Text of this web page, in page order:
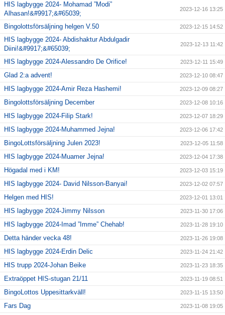
HIS lagbygge 2024- Mohamad ”Modi”
Alhasan!&#9917;&#65039;
2023-12-16 13:25
Bingolottsförsäljning helgen V.50 2023-12-15 14:52
HIS lagbygge 2024- Abdishaktur Abdulgadir
Diini!&#9917;&#65039;
2023-12-13 11:42
HIS lagbygge 2024-Alessandro De Orifice! 2023-12-11 15:49
Glad 2:a advent! 2023-12-10 08:47
HIS lagbygge 2024-Amir Reza Hashemi! 2023-12-09 08:27
Bingolottsförsäljning December 2023-12-08 10:16
HIS lagbygge 2024-Filip Stark! 2023-12-07 18:29
HIS lagbygge 2024-Muhammed Jejna! 2023-12-06 17:42
BingoLottsförsäljning Julen 2023! 2023-12-05 11:58
HIS lagbygge 2024-Muamer Jejna! 2023-12-04 17:38
Högadal med i KM! 2023-12-03 15:19
HIS lagbygge 2024- David Nilsson-Banyai! 2023-12-02 07:57
Helgen med HIS! 2023-12-01 13:01
HIS lagbygge 2024-Jimmy Nilsson 2023-11-30 17:06
HIS lagbygge 2024-Imad ”Imme” Chehab! 2023-11-28 19:10
Detta händer vecka 48! 2023-11-26 19:08
HIS lagbygge 2024-Erdin Delic 2023-11-24 21:42
HIS trupp 2024-Johan Beike 2023-11-23 18:35
Extraöppet HIS-stugan 21/11 2023-11-19 08:51
BingoLottos Uppesittarkväll! 2023-11-15 13:50
Fars Dag 2023-11-08 19:05